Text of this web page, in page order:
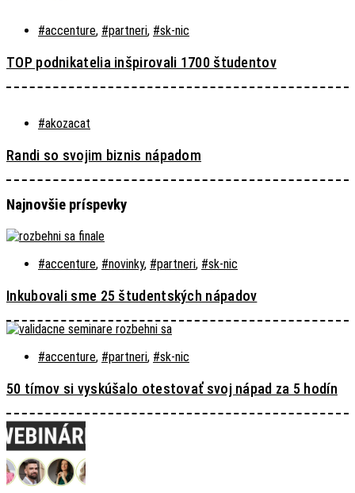
#accenture, #partneri, #sk-nic
TOP podnikatelia inšpirovali 1700 študentov
#akozacat
Randi so svojim biznis nápadom
Najnovšie príspevky
#accenture, #novinky, #partneri, #sk-nic
Inkubovali sme 25 študentských nápadov
#accenture, #partneri, #sk-nic
50 tímov si vyskúšalo otestovať svoj nápad za 5 hodín